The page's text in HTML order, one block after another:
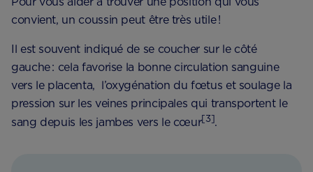
convient, un coussin peut être très utile !
Il est souvent indiqué de se coucher sur le côté
gauche : cela favorise la bonne circulation sanguine
vers le placenta, l’oxygénation du fœtus et soulage la
pression sur les veines principales qui transportent le
sang depuis les jambes vers le cœur[3].